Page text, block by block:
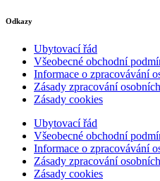
Odkazy
Ubytovací řád
Všeobecné obchodní
Informace o zpracovávání
Zásady zpracování
Zásady cookies
Ubytovací řád
Všeobecné obchodní
Informace o zpracovávání
Zásady zpracování
Zásady cookies